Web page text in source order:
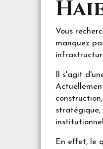
Vous
manquez
Il s'agit
stratégique,
En effet, le